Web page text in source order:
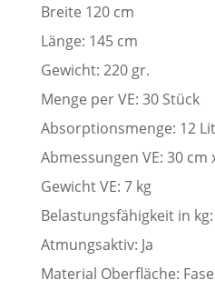
Breite 120 cm
Länge: 145 cm
Gewicht: 220 gr.
Menge per VE: 30 Stück
Absorptionsmenge: 12
Abmessungen VE: 30 cm
Gewicht VE: 7 kg
Belastungsfähigkeit in
Atmungsaktiv: Ja
Material Oberfläche: